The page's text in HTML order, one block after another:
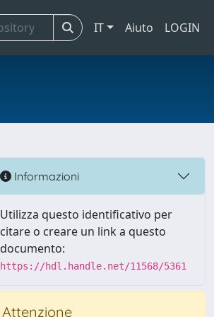
IT Aiuto LOGIN
Informazioni
Utilizza questo identificativo per
citare o creare un link a questo
documento:
https://hdl.handle.net/11568/5361
Attenzione